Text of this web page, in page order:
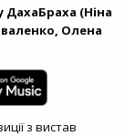
ДахаБраха (Ніна
Олена
з вистав